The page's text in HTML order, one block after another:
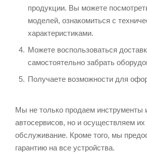
продукции. Вы можете
моделей, ознакомиться с
характеристиками.
Можете воспользоваться
самостоятельно забрать
Получаете возможности для
Мы не только продаем инструменты
автосервисов, но и осуществляем их
обслуживание. Кроме того, мы
гарантию на все устройства.